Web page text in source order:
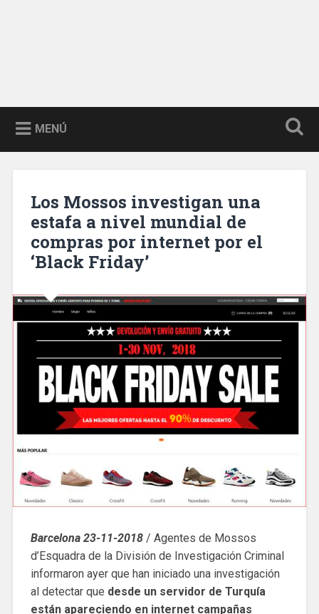
MENÚ
Los Mossos investigan una
estafa a nivel mundial de
compras por internet por el
‘Black Friday’
Barcelona 23-11-2018/ Agentes de Mossos
d’Esquadra de la División de Investigación Criminal
informaron ayer que han iniciado una investigación
al detectar que desde un servidor de Turquía
están apareciendo en internet campañas